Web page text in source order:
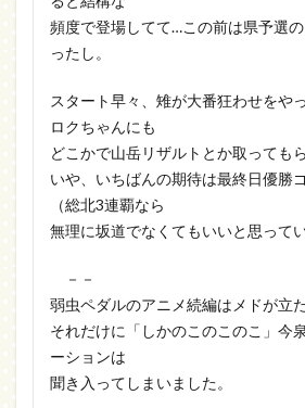
頻度で登場してて…この前は県予選
ったし。
スタート早々、雉が大番狂わせをや
ロクちゃんにも
どこかで山岳リザルトとか取っても
いや、いちばんの期待は最終日優勝
（総北3連覇なら
無理に坂道でなくてもいいと思ってい
－－
弱虫ペダルのアニメ続編はメドが立
それだけに「しかのこのこのこ」今
ーションは
聞き入ってしまいました。